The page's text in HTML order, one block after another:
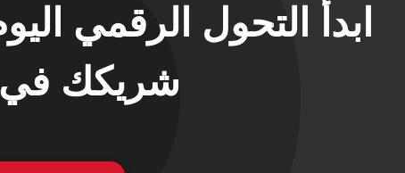
ابدأ التحول الرقمي
شريكك في